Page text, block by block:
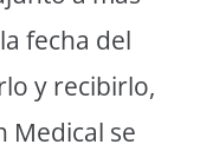
fecha del
y recibirlo,
Medical se